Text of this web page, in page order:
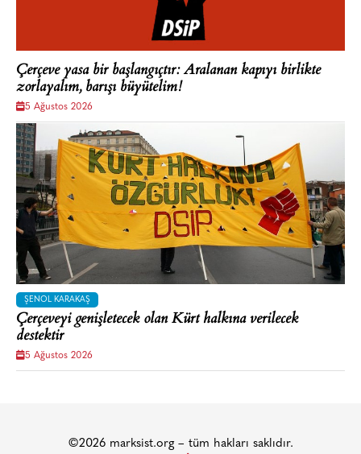
Çerçeve yasa bir başlangıçtır: Aralanan kapıyı birlikte
zorlayalım, barışı büyütelim!
5 Ağustos 2026
ŞENOL KARAKAŞ
Çerçeveyi genişletecek olan Kürt halkına verilecek
destektir
5 Ağustos 2026
©2026 marksist.org – tüm hakları saklıdır.